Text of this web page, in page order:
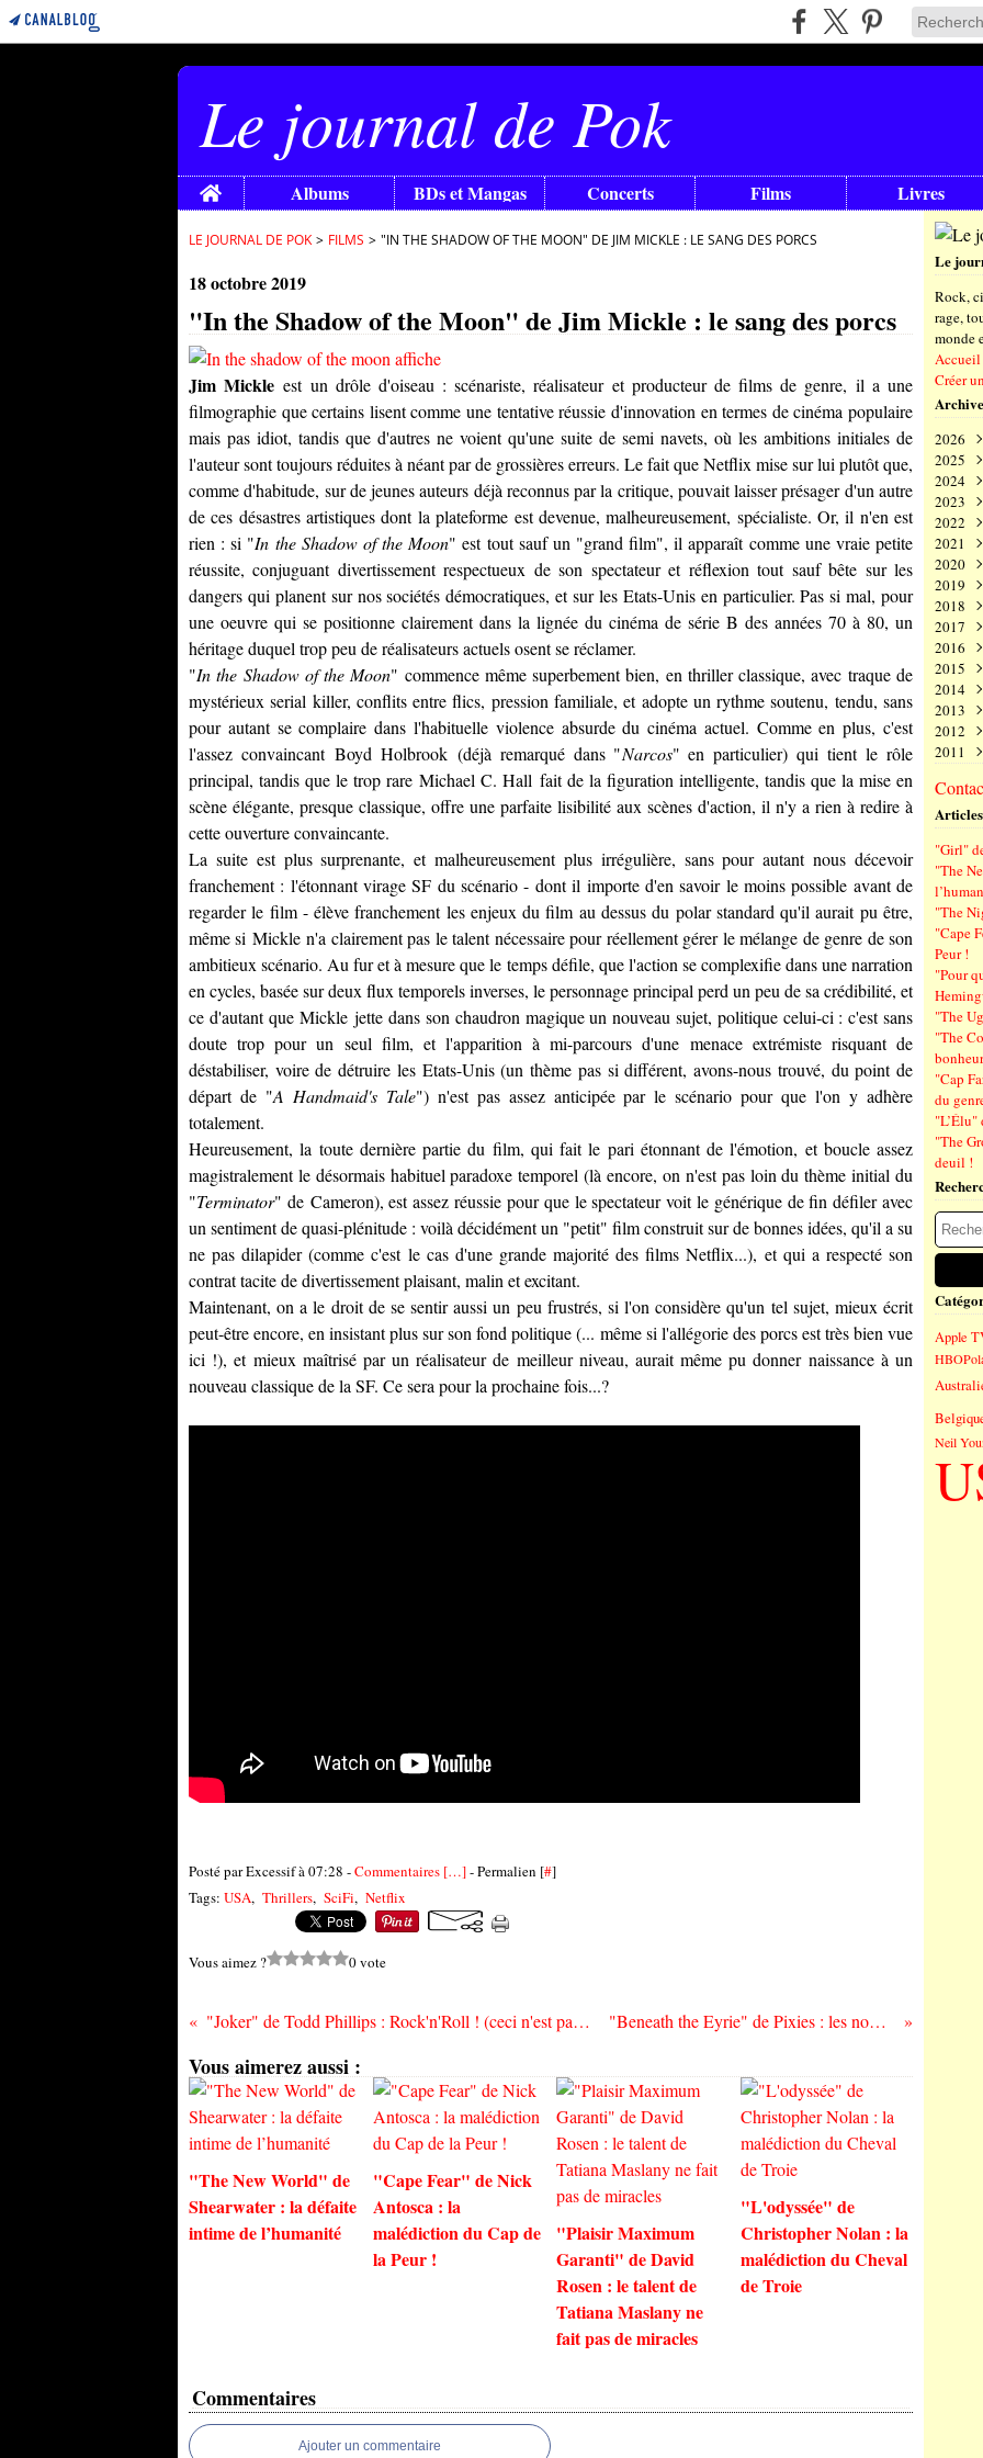
Le journal de Pok
Home Albums BDs et Mangas Concerts Films Livres
LE JOURNAL DE POK > FILMS > "IN THE SHADOW OF THE MOON" DE JIM MICKLE : LE SANG DES PORCS
18 octobre 2019
"In the Shadow of the Moon" de Jim Mickle : le sang des porcs
Jim Mickle est un drôle d'oiseau : scénariste, réalisateur et producteur de films de genre, il a une
filmographie que certains lisent comme une tentative réussie d'innovation en termes de cinéma populaire
mais pas idiot, tandis que d'autres ne voient qu'une suite de semi navets, où les ambitions initiales de
l'auteur sont toujours réduites à néant par de grossières erreurs. Le fait que Netflix mise sur lui plutôt que,
comme d'habitude, sur de jeunes auteurs déjà reconnus par la critique, pouvait laisser présager d'un autre
de ces désastres artistiques dont la plateforme est devenue, malheureusement, spécialiste. Or, il n'en est
rien : si "In the Shadow of the Moon" est tout sauf un "grand film", il apparaît comme une vraie petite
réussite, conjuguant divertissement respectueux de son spectateur et réflexion tout sauf bête sur les
dangers qui planent sur nos sociétés démocratiques, et sur les Etats-Unis en particulier. Pas si mal, pour
une oeuvre qui se positionne clairement dans la lignée du cinéma de série B des années 70 à 80, un
héritage duquel trop peu de réalisateurs actuels osent se réclamer.
"In the Shadow of the Moon" commence même superbement bien, en thriller classique, avec traque de
mystérieux serial killer, conflits entre flics, pression familiale, et adopte un rythme soutenu, tendu, sans
pour autant se complaire dans l'habituelle violence absurde du cinéma actuel. Comme en plus, c'est
l'assez convaincant Boyd Holbrook(déjà remarqué dans "Narcos" en particulier) qui tient le rôle
principal, tandis que le trop rareMichael C. Hall fait de la figuration intelligente, tandis que la mise en
scène élégante, presque classique, offre une parfaite lisibilité aux scènes d'action, il n'y a rien à redire à
cette ouverture convaincante.
La suite est plus surprenante, et malheureusement plus irrégulière, sans pour autant nous décevoir
franchement : l'étonnant virage SF du scénario - dont il importe d'en savoir le moins possible avant de
regarder le film - élève franchement les enjeux du film au dessus du polar standard qu'il aurait pu être,
même si Micklen'a clairement pas le talent nécessaire pour réellement gérer le mélange de genre de son
ambitieux scénario. Au fur et à mesure que le temps défile, que l'action se complexifie dans une narration
en cycles, basée sur deux flux temporels inverses, le personnage principal perd un peu de sa crédibilité, et
ce d'autant queMickle jette dans son chaudron magique un nouveau sujet, politique celui-ci : c'est sans
doute trop pour un seul film, et l'apparition à mi-parcours d'une menace extrémiste risquant de
déstabiliser, voire de détruire les Etats-Unis (un thème pas si différent, avons-nous trouvé, du point de
départ de "A Handmaid's Tale") n'est pas assez anticipée par le scénario pour que l'on y adhère
totalement.
Heureusement, la toute dernière partie du film, qui fait le pari étonnant de l'émotion, et boucle assez
magistralement le désormais habituel paradoxe temporel (là encore, on n'est pas loin du thème initial du
"Terminator" de Cameron), est assez réussie pour que le spectateur voit le générique de fin défiler avec
un sentiment de quasi-plénitude : voilà décidément un "petit" film construit sur de bonnes idées, qu'il a su
ne pas dilapider (comme c'est le cas d'une grande majorité des films Netflix...), et qui a respecté son
contrat tacite de divertissement plaisant, malin et excitant.
Maintenant, on a le droit de se sentir aussi un peu frustrés, si l'on considère qu'un tel sujet, mieux écrit
peut-être encore, en insistant plus sur son fond politique (... même si l'allégorie des porcs est très bien vue
ici !), et mieux maîtrisé par un réalisateur de meilleur niveau, aurait même pu donner naissance à un
nouveau classique de la SF. Ce sera pour la prochaine fois...?
Posté par Excessif à 07:28 -Commentaires […]- Permalien [#]
Tags: USA, Thrillers, SciFi, Netflix
Vous aimez ? 0 vote
"Joker" de Todd Phillips : Rock'n'Roll ! (ceci n'est pas une critique...) "Beneath the Eyrie" de Pixies : les nouveaux Pixies
Vous aimerez aussi :
"The New World" de
Shearwater : la défaite
intime de l’humanité
"Cape Fear" de Nick
Antosca : la
malédiction du Cap de
la Peur !
"Plaisir Maximum
Garanti" de David
Rosen : le talent de
Tatiana Maslany ne
fait pas de miracles
"L'odyssée" de
Christopher Nolan : la
malédiction du Cheval
de Troie
Commentaires
Ajouter un commentaire
Le
Rock,
rage,
monde
Créer
2026
Août
Juillet
Juin
Mai
Avril
Mars
2025
Août
Juillet
Juin
Mai
Avril
Mars
2024
Août
Juillet
Juin
Mai
Avril
Mars
2023
Août
Juillet
Juin
Mai
Avril
Mars
2022
Août
Juillet
Juin
Mai
Avril
Mars
2021
Août
Juillet
Juin
Mai
Avril
Mars
2020
Août
Juillet
Juin
Mai
Avril
2019
Août
Juillet
Juin
Mai
2018
Août
Juillet
Juin
Mars
2017
Août
Juillet
Mai
Avril
2016
Août
Juin
Mai
2015
Juin
Mai
2014
Juin
Mai
2013
Août
Juin
Mai
2012
Juin
Mai
2011
"Girl"
"The
"The
"Cape
Peur !
"Pour
"The
"The
bonheur
"Cap
du
"L’Élu"
"The
deuil !
Apple
HBO
Neil